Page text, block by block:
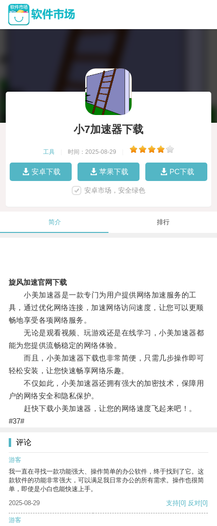
小7加速器下载
工具 时间：2025-08-29
安卓下载 苹果下载 PC下载
安卓市场，安全绿色
简介 排行
旋风加速官网下载
小美加速器是一款专门为用户提供网络加速服务的工
具，通过优化网络连接，加速网络访问速度，让您可以更顺
畅地享受各项网络服务。
无论是观看视频、玩游戏还是在线学习，小美加速器都
能为您提供流畅稳定的网络体验。
而且，小美加速器下载也非常简便，只需几步操作即可
轻松安装，让您快速畅享网络乐趣。
不仅如此，小美加速器还拥有强大的加密技术，保障用
户的网络安全和隐私保护。
赶快下载小美加速器，让您的网络速度飞起来吧！。
#37#
评论
游客
我一直在寻找一款功能强大、操作简单的办公软件，终于找到了它。这
款软件的功能非常强大，可以满足我日常办公的所有需求。操作也很简
单，即使是小白也能快速上手。
2025-08-29
支持[0] 反对[0]
游客